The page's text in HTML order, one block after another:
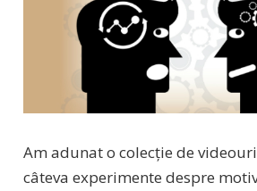
Am adunat o colecție de
câteva experimente despre